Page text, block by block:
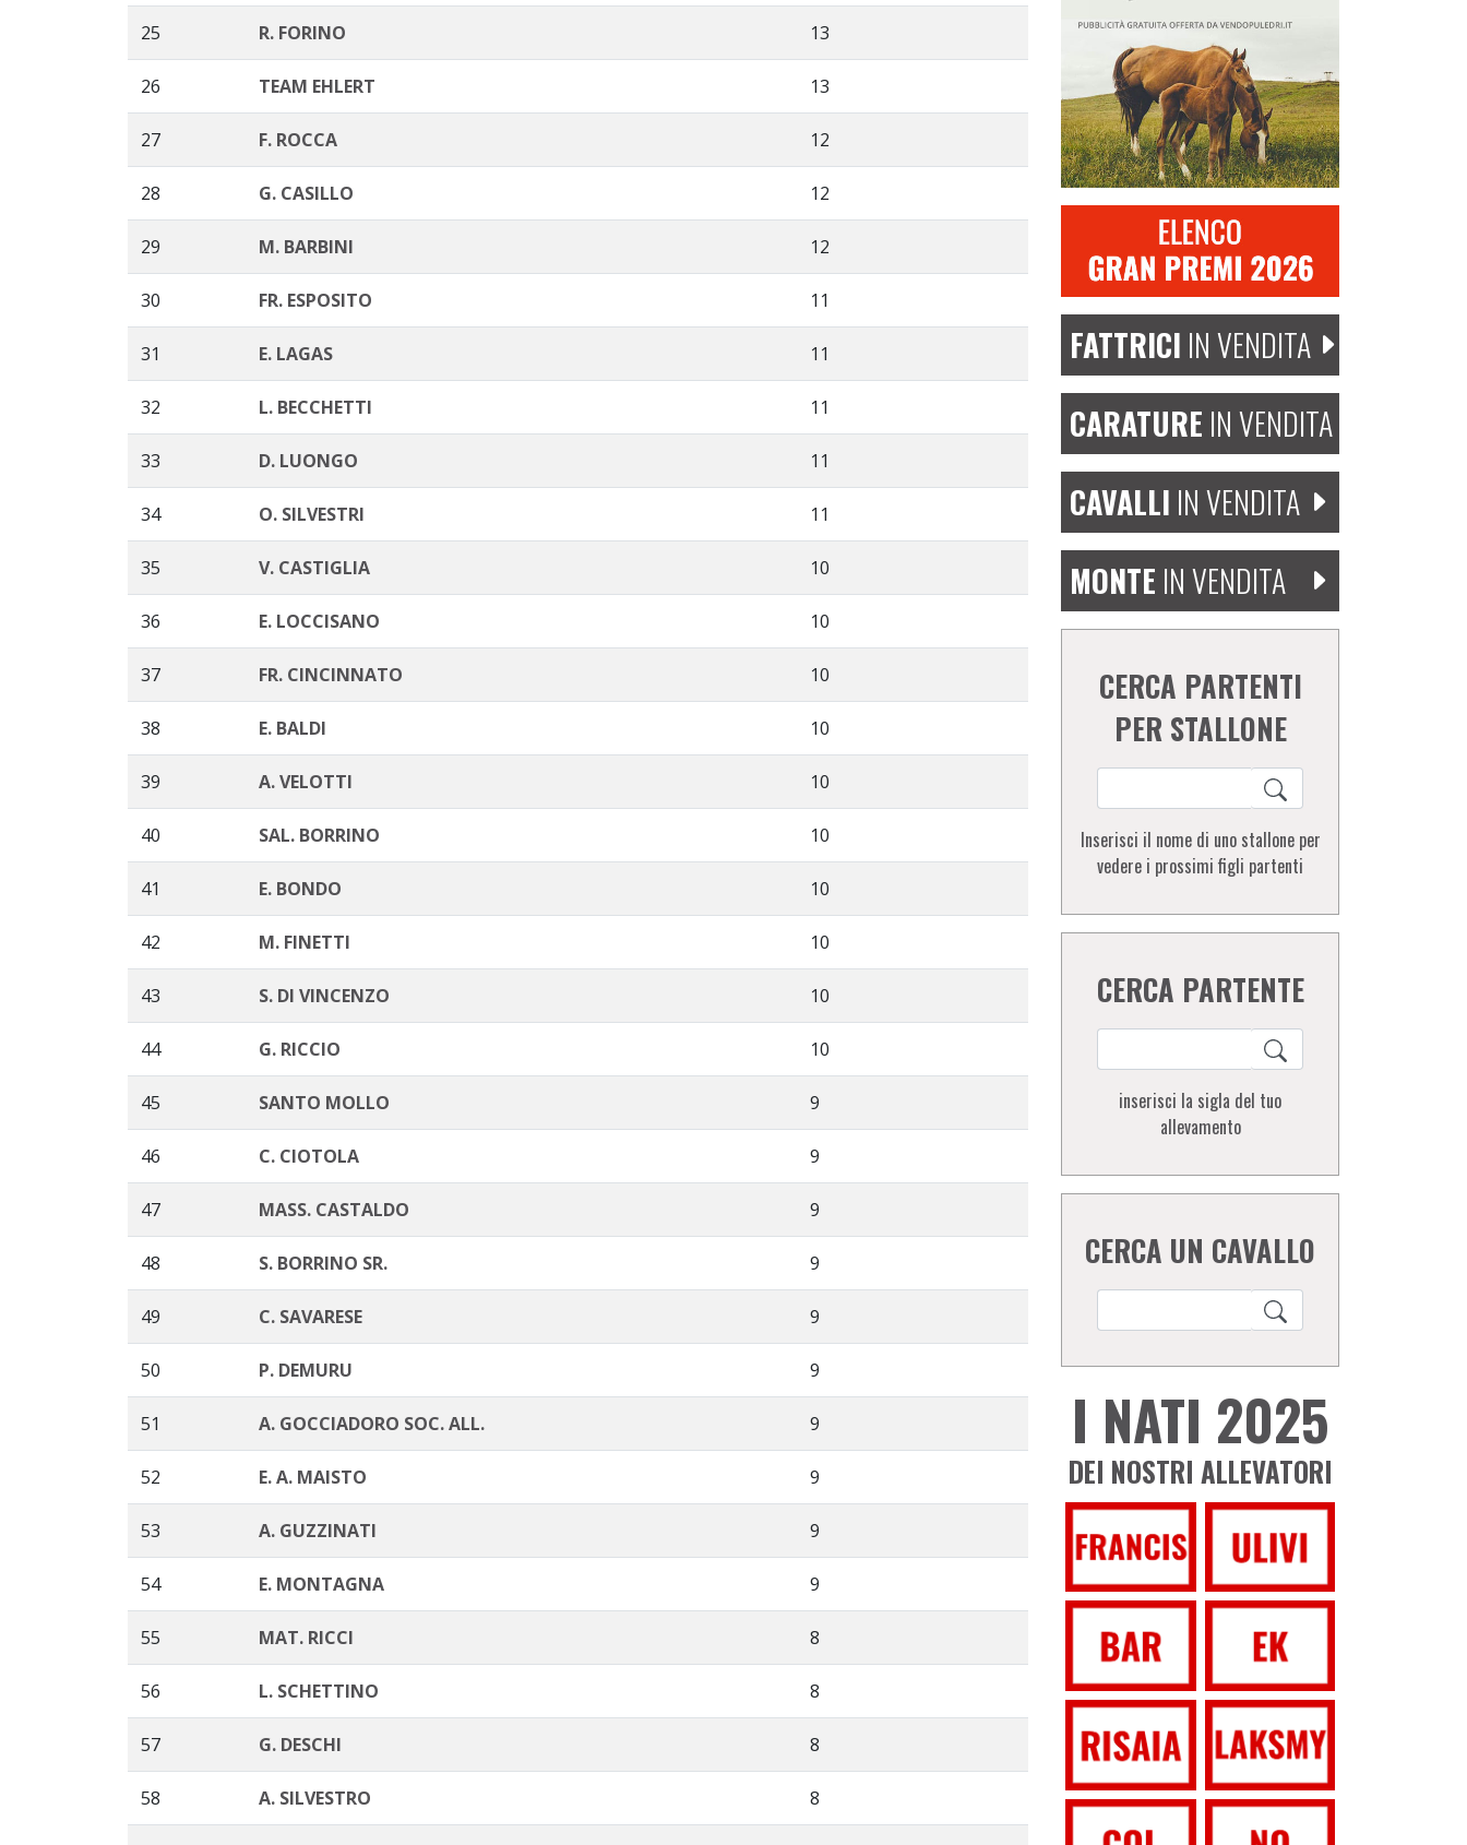
25 R. FORINO 13
26 TEAM EHLERT 13
27 F. ROCCA 12
28 G. CASILLO 12
29 M. BARBINI 12
30 FR. ESPOSITO 11
31 E. LAGAS 11
32 L. BECCHETTI 11
33 D. LUONGO 11
34 O. SILVESTRI 11
35 V. CASTIGLIA 10
36 E. LOCCISANO 10
37 FR. CINCINNATO 10
38 E. BALDI 10
39 A. VELOTTI 10
40 SAL. BORRINO 10
41 E. BONDO 10
42 M. FINETTI 10
43 S. DI VINCENZO 10
44 G. RICCIO 10
45 SANTO MOLLO 9
46 C. CIOTOLA 9
47 MASS. CASTALDO 9
48 S. BORRINO SR. 9
49 C. SAVARESE 9
50 P. DEMURU 9
51 A. GOCCIADORO SOC. ALL. 9
52 E. A. MAISTO 9
53 A. GUZZINATI 9
54 E. MONTAGNA 9
55 MAT. RICCI 8
56 L. SCHETTINO 8
57 G. DESCHI 8
58 A. SILVESTRO 8
FATTRICI IN VENDITA
CARATURE IN VENDITA
CAVALLI IN VENDITA
MONTE IN VENDITA
CERCA PARTENTI
PER STALLONE
Inserisci il nome di uno stallone per
vedere i prossimi figli partenti
CERCA PARTENTE
inserisci la sigla del tuo
allevamento
CERCA UN CAVALLO
I NATI 2025
DEI NOSTRI ALLEVATORI